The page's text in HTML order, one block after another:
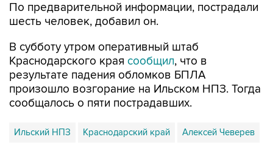
По предварительной информации, пострадали
шесть человек, добавил он.
В субботу утром оперативный штаб
Краснодарского края сообщил, что в
результате падения обломков БПЛА
произошло возгорание на Ильском НПЗ. Тогда
сообщалось о пяти пострадавших.
Ильский НПЗ Краснодарский край Алексей Чеверев